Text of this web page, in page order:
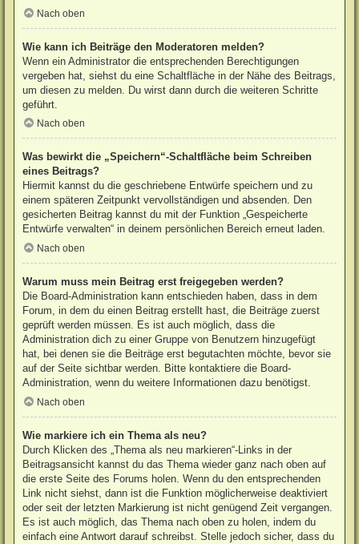
Nach oben
Wie kann ich Beiträge den Moderatoren melden?
Wenn ein Administrator die entsprechenden Berechtigungen
vergeben hat, siehst du eine Schaltfläche in der Nähe des Beitrags,
um diesen zu melden. Du wirst dann durch die weiteren Schritte
geführt.
Nach oben
Was bewirkt die „Speichern“-Schaltfläche beim Schreiben
eines Beitrags?
Hiermit kannst du die geschriebene Entwürfe speichern und zu
einem späteren Zeitpunkt vervollständigen und absenden. Den
gesicherten Beitrag kannst du mit der Funktion „Gespeicherte
Entwürfe verwalten“ in deinem persönlichen Bereich erneut laden.
Nach oben
Warum muss mein Beitrag erst freigegeben werden?
Die Board-Administration kann entschieden haben, dass in dem
Forum, in dem du einen Beitrag erstellt hast, die Beiträge zuerst
geprüft werden müssen. Es ist auch möglich, dass die
Administration dich zu einer Gruppe von Benutzern hinzugefügt
hat, bei denen sie die Beiträge erst begutachten möchte, bevor sie
auf der Seite sichtbar werden. Bitte kontaktiere die Board-
Administration, wenn du weitere Informationen dazu benötigst.
Nach oben
Wie markiere ich ein Thema als neu?
Durch Klicken des „Thema als neu markieren“-Links in der
Beitragsansicht kannst du das Thema wieder ganz nach oben auf
die erste Seite des Forums holen. Wenn du den entsprechenden
Link nicht siehst, dann ist die Funktion möglicherweise deaktiviert
oder seit der letzten Markierung ist nicht genügend Zeit vergangen.
Es ist auch möglich, das Thema nach oben zu holen, indem du
einfach eine Antwort darauf schreibst. Stelle jedoch sicher, dass du